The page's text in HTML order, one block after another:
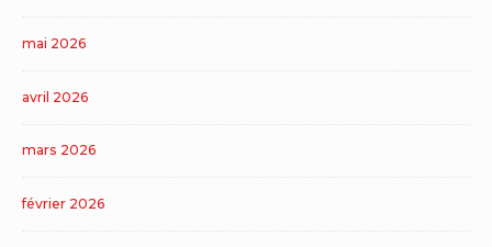
mai 2026
avril 2026
mars 2026
février 2026